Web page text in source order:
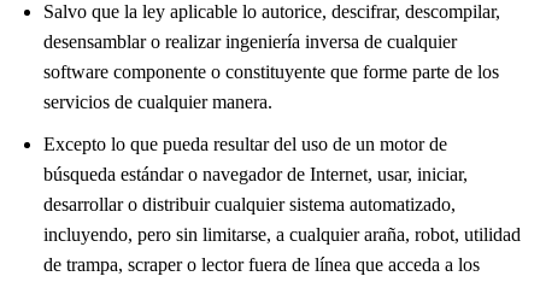
Salvo que la ley aplicable lo autorice, descifrar, descompilar,
desensamblar o realizar ingeniería inversa de cualquier
software componente o constituyente que forme parte de los
servicios de cualquier manera.
Excepto lo que pueda resultar del uso de un motor de
búsqueda estándar o navegador de Internet, usar, iniciar,
desarrollar o distribuir cualquier sistema automatizado,
incluyendo, pero sin limitarse, a cualquier araña, robot, utilidad
de trampa, scraper o lector fuera de línea que acceda a los